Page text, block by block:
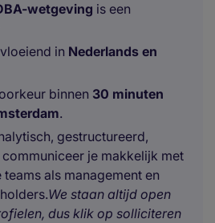
wetgeving is een
in Nederlands en
binnen 30 minuten
.
gestructureerd,
je makkelijk met
als management en
We staan altijd open
dus klik op solliciteren